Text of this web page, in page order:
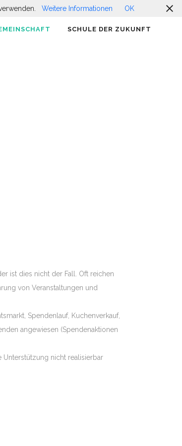
SCHULE DER ZUKUNFT
ist dies nicht der Fall. Oft reichen
von Veranstaltungen und
Spendenlauf, Kuchenverkauf,
angewiesen (Spendenaktionen
nicht realisierbar
Weitere Informationen OK